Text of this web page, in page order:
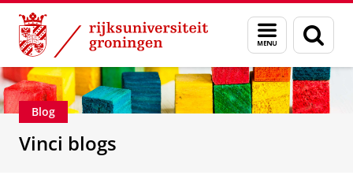
Skip
Content
Skip
Navigation
Menu
en
zoeken
Department of Innovation Management &
Blog
Vinci blogs